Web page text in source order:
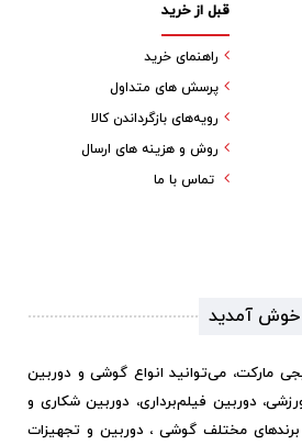
قبل از خرید
راهنمای خرید
پرسش های متداول
رویه‌های بازگرداندن کالا
روش و هزینه های ارسال
تماس با ما
خوش آمدید
مارکت، می‌توانید انواع گوشی و دوربین
دوربین فیلم‌برداری، دوربین شکاری و
مختلف گوشی ، دوربین و تجهیزات